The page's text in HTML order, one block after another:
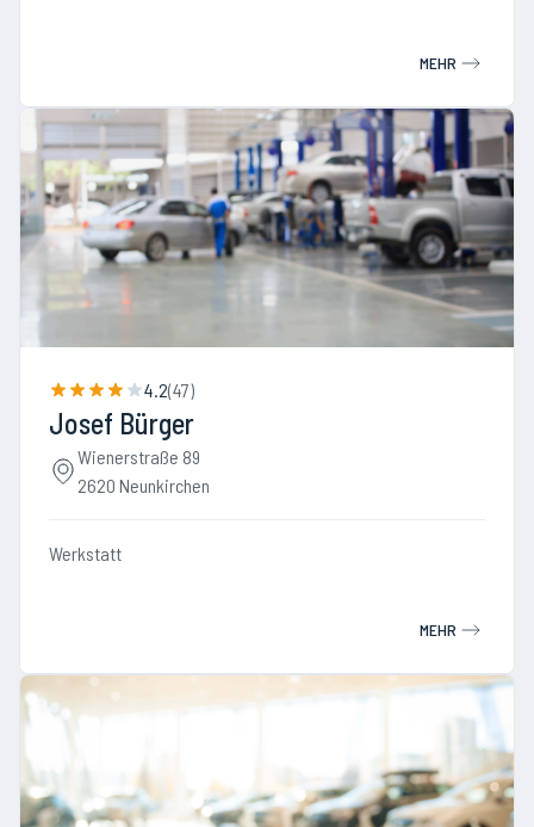
MEHR
4.2(47)
Josef Bürger
Wienerstraße 89
2620 Neunkirchen
Werkstatt
MEHR